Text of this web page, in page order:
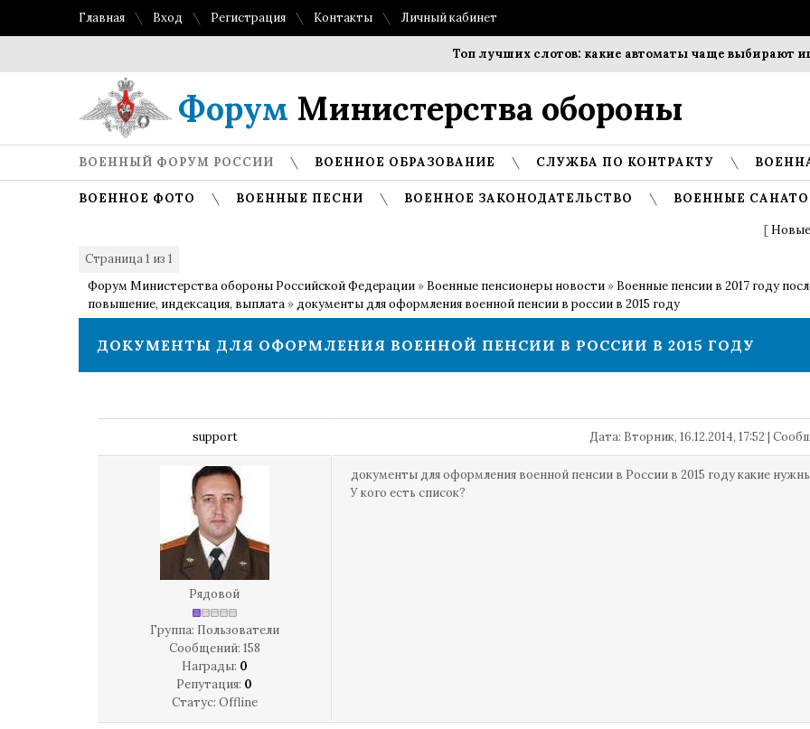
Главная Вход Регистрация Контакты Личный кабинет
Топ лучших слотов: какие автоматы чаще выбирают
Форум Министерства обороны
ВОЕННЫЙ ФОРУМ РОССИИ ВОЕННОЕ ОБРАЗОВАНИЕ СЛУЖБА ПО КОНТРАКТУ
ВОЕННОЕ ФОТО ВОЕННЫЕ ПЕСНИ ВОЕННОЕ ЗАКОНОДАТЕЛЬСТВО ВОЕННЫЕ
[
Страница1 из 1
Форум Министерства обороны Российской Федерации » Военные пенсионеры новости » Военные пенсии в 2017 году
повышение, индексация, выплата »документы для оформления военной пенсии в россии в 2015 году
ДОКУМЕНТЫ ДЛЯ ОФОРМЛЕНИЯ ВОЕННОЙ ПЕНСИИ В РОССИИ В 2015 ГОДУ
support Дата: Вторник, 16.12.2014, 17:52 |
Рядовой
Группа: Пользователи
Сообщений: 158
Награды: 0
Репутация: 0
Статус: Offline
документы для оформления военной пенсии в России в 2015 году какие
У кого есть список?